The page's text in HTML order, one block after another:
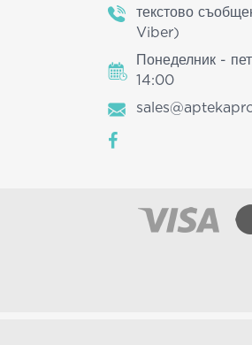
текстово
Viber)
Понеделник -
14:00